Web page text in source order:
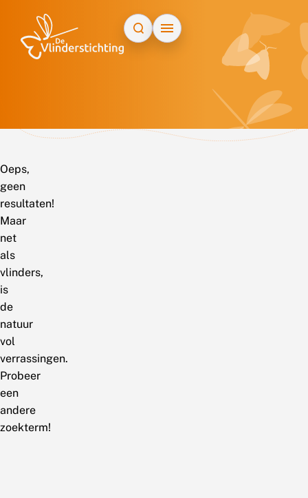
Oeps,
geen
resultaten!
Maar
net
als
vlinders,
is
de
natuur
vol
verrassingen.
Probeer
een
andere
zoekterm!